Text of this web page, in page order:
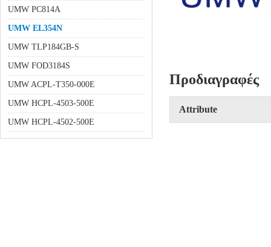
UMW PC814A
UMW EL354N
UMW TLP184GB-S
UMW FOD3184S
UMW ACPL-T350-000E
UMW HCPL-4503-500E
UMW HCPL-4502-500E
Προδιαγραφές
Attribute